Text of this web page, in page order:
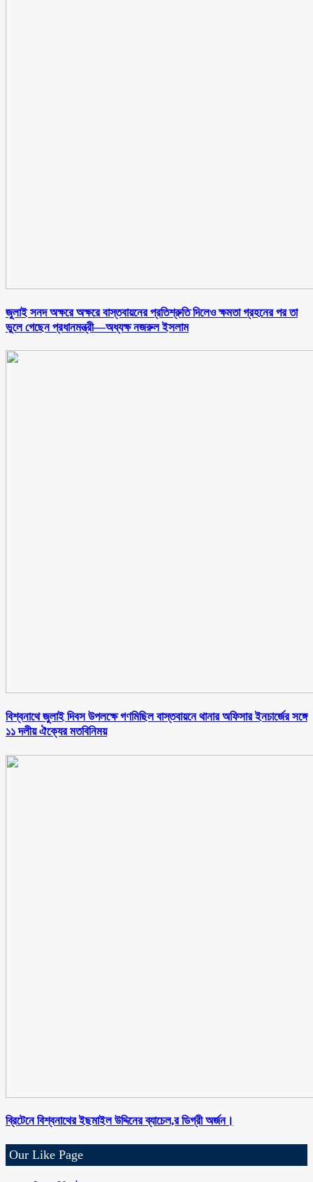
জুলাই সনদ অক্ষরে অক্ষরে বাস্তবায়নের প্রতিশ্রুতি দিলেও ক্ষমতা গ্রহনের পর তা
ভুলে গেছেন প্রধানমন্ত্রী—অধ্যক্ষ নজরুল ইসলাম
বিশ্বনাথে জুলাই দিবস উপলক্ষে গণমিছিল বাস্তবায়নে থানার অফিসার ইনচার্জের সঙ্গে
১১ দলীয় ঐক্যের মতবিনিময়
ব্রিটেনে বিশ্বনাথের ইছমাইল উদ্দিনের ব্যাচেল,র ডিগ্রী অর্জন।
Our Like Page